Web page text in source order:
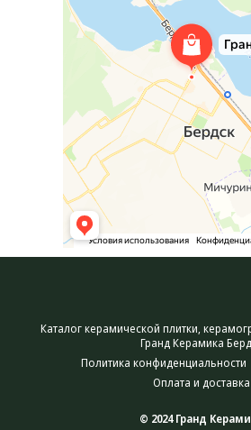
Каталог керамической плитки,
Гранд Керамика
Политика конфиденциальности
Оплата и доставка
© 2024 Гранд